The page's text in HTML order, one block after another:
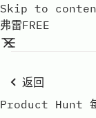
Skip to
弗雷FREE
返回
Product Hunt